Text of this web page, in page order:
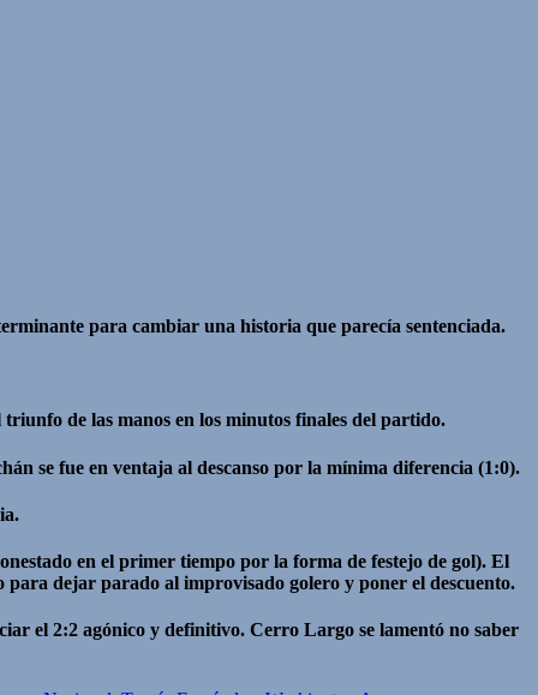
para cambiar una historia que parecía sentenciada.
de las manos en los minutos finales del partido.
se fue en ventaja al descanso por la mínima diferencia (1:0).
en el primer tiempo por la forma de festejo de gol). El
dejar parado al improvisado golero y poner el descuento.
el 2:2 agónico y definitivo. Cerro Largo se lamentó no saber